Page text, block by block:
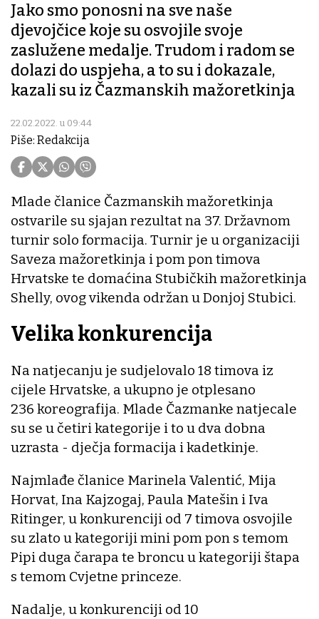
Jako smo ponosni na sve naše
djevojčice koje su osvojile svoje
zaslužene medalje. Trudom i radom se
dolazi do uspjeha, a to su i dokazale,
kazali su iz Čazmanskih mažoretkinja
22.02.2022. u 09:44
Piše: Redakcija
Mlade članice Čazmanskih mažoretkinja
ostvarile su sjajan rezultat na 37. Državnom
turnir solo formacija. Turnir je u organizaciji
Saveza mažoretkinja i pom pon timova
Hrvatske te domaćina Stubičkih mažoretkinja
Shelly, ovog vikenda održan u Donjoj Stubici.
Velika konkurencija
Na natjecanju je sudjelovalo 18 timova iz
cijele Hrvatske, a ukupno je otplesano
236 koreografija. Mlade Čazmanke natjecale
su se u četiri kategorije i to u dva dobna
uzrasta - dječja formacija i kadetkinje.
Najmlađe članice Marinela Valentić, Mija
Horvat, Ina Kajzogaj, Paula Matešin i Iva
Ritinger, u konkurenciji od 7 timova osvojile
su zlato u kategoriji mini pom pon s temom
Pipi duga čarapa te broncu u kategoriji štapa
s temom Cvjetne princeze.
Nadalje, u konkurenciji od 10